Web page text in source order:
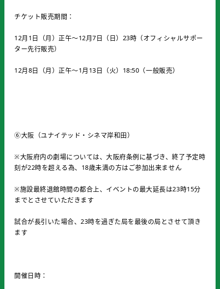
チケット販売期間：
12月1日（月）正午～12月7日（日）23時（オフィシャルサポー
ター先行販売）
12月8日（月）正午～1月13日（火）18:50（一般販売）
⑥大阪（ユナイテッド・シネマ岸和田）
※大阪府内の劇場については、大阪府条例に基づき、終了予定時
刻が22時を超える為、18歳未満の方はご参加出来ません
※施設最終退館時間の都合上、イベントの最大延長は23時15分
までとさせていただきます
試合が長引いた場合、23時を過ぎた局を最後の局とさせて頂き
ます
開催日時：